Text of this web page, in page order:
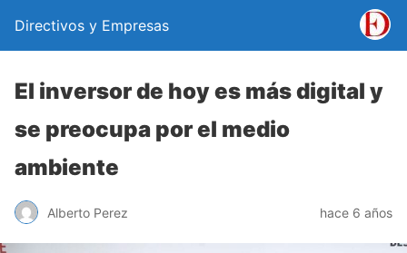
Directivos y Empresas
El inversor de hoy es más digital y
se preocupa por el medio
ambiente
Alberto Perez hace 6 años